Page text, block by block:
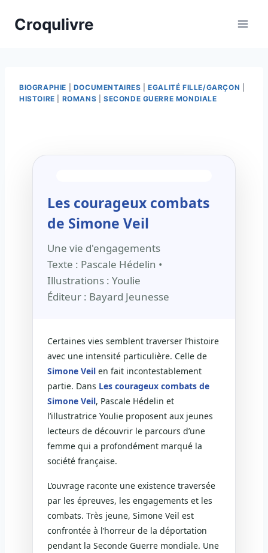
Croqulivre
BIOGRAPHIE DOCUMENTAIRES |EGALITÉ FILLE/GARÇON
HISTOIRE
ROMANS SECONDE GUERRE MONDIALE
Les courageux combats
de Simone Veil
Une vie d'engagements
Texte : Pascale Hédelin •
Illustrations : Youlie
Éditeur : Bayard Jeunesse
Certaines vies semblent traverser l’histoire
avec une intensité particulière. Celle de
Simone Veil en fait incontestablement
partie. Dans Les courageux combats de
Simone Veil, Pascale Hédelin et
l’illustratrice Youlie proposent aux jeunes
lecteurs de découvrir le parcours d’une
femme qui a profondément marqué la
société française.
L’ouvrage raconte une existence traversée
par les épreuves, les engagements et les
combats. Très jeune, Simone Veil est
confrontée à l’horreur de la déportation
pendant la Seconde Guerre mondiale. Une